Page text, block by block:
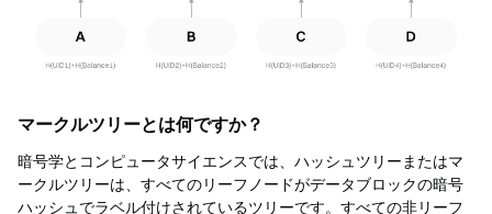
マークルツリーとは何ですか？
暗号学とコンピュータサイエンスでは、ハッシュツリーまたはマ
ークルツリーは、すべてのリーフノードがデータブロックの暗号
ハッシュでラベル付けされているツリーです。すべての非リーフ